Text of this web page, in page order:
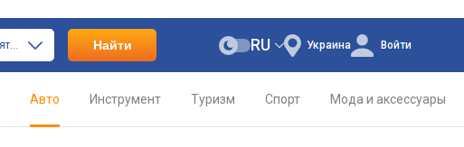
только автоаккумуляторы Найти Украина
RU Войти
Авто Инструмент Туризм Спорт Мода и аксессуары